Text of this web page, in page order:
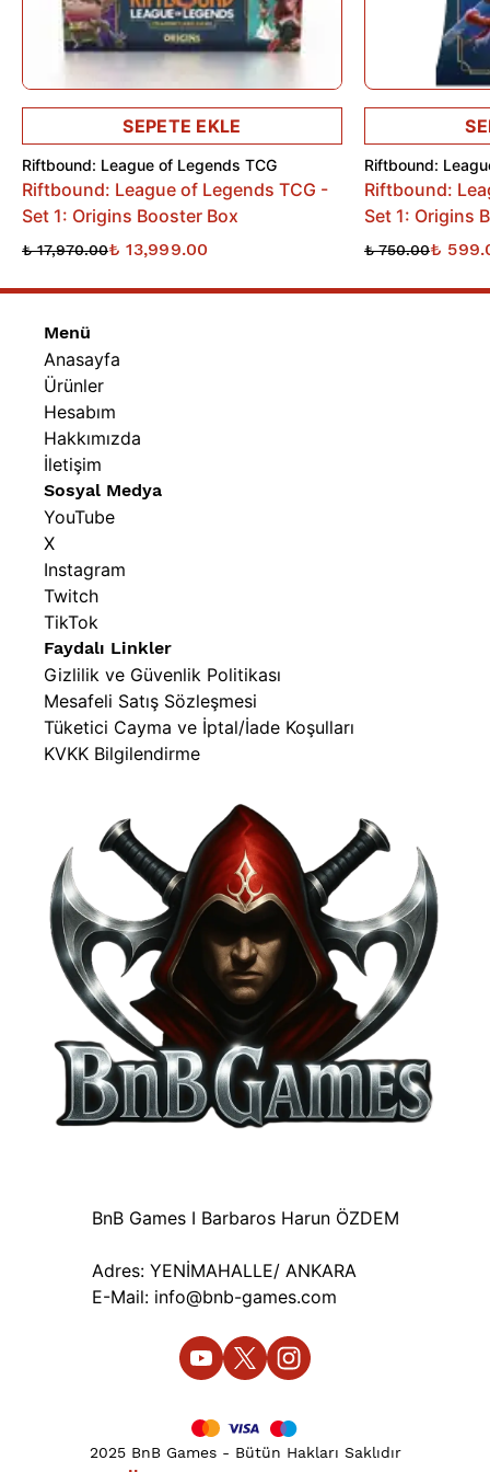
• Fallout evreninden ilham alan özel alternatif art kart
tasarımları içerir.
Lair’e özel görsel konseptler koleksiyonuna eşsiz bir görünüm
• Koleksiyoncular ve oyuncular için hazırlanmış sınırlı üretim
premium crossover ürünüdür.
Ürün İçeriği
• 1 x Secret Lair x Fallout®: Beyond Vault 33 Koleksiyon Ürünü
SEPETE EKLE
Riftbound: League of Legends TCG
Riftbound: League of Legends TCG -
Set 1: Origins Booster Box
₺ 17,970.00₺ 13,999.00
Riftbound:
Riftbound:
Set 1: Origins
₺ 750.00₺
Menü
Anasayfa
Ürünler
Hesabım
Hakkımızda
İletişim
Sosyal Medya
YouTube
X
Instagram
Twitch
TikTok
Faydalı Linkler
Gizlilik ve Güvenlik Politikası
Mesafeli Satış Sözleşmesi
Tüketici Cayma ve İptal/İade Koşulları
KVKK Bilgilendirme
BnB Games I Barbaros Harun ÖZDEM
Adres: YENİMAHALLE/ ANKARA
E-Mail: info@bnb-games.com
2025 BnB Games - Bütün Hakları Saklıdır